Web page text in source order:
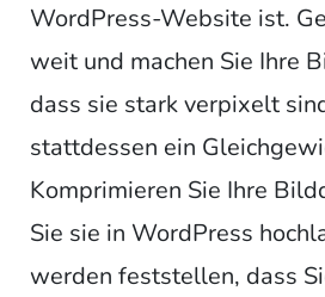
WordPress-Website ist.
weit und machen Sie Ihre
dass sie stark verpixelt
stattdessen ein
Komprimieren Sie Ihre
Sie sie in WordPress
werden feststellen, dass